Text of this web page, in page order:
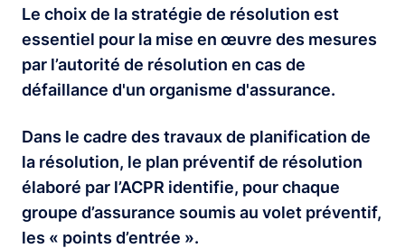
Le choix de la stratégie de résolution est
essentiel pour la mise en œuvre des mesures
par l’autorité de résolution en cas de
défaillance d'un organisme d'assurance.
Dans le cadre des travaux de planification de
la résolution, le plan préventif de résolution
élaboré par l’ACPR identifie, pour chaque
groupe d’assurance soumis au volet préventif,
les « points d’entrée ».